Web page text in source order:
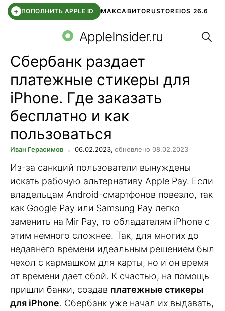
+ ПОПОЛНИТЬ APPLE ID МАКСАВИТОRUSTOREIOS 26.6
СБЕР КИДС ВТБ ОНЛАЙН ЧАТ В ROBLOX
AppleInsider.ru
Сбербанк раздает
платежные стикеры для
iPhone. Где заказать
бесплатно и как
пользоваться
Иван Герасимов 06.02.2023, обновлено 08.02.2023
Из-за санкций пользователи вынуждены
искать рабочую альтернативу Apple Pay. Если
владельцам Android-смартфонов повезло, так
как Google Pay или Samsung Pay легко
заменить на Mir Pay, то обладателям iPhone с
этим немного сложнее. Так, для многих до
недавнего времени идеальным решением был
чехол с кармашком для карты, но и он время
от времени дает сбой. К счастью, на помощь
пришли банки, создав платежные стикеры
для iPhone. Сбербанк уже начал их выдавать,